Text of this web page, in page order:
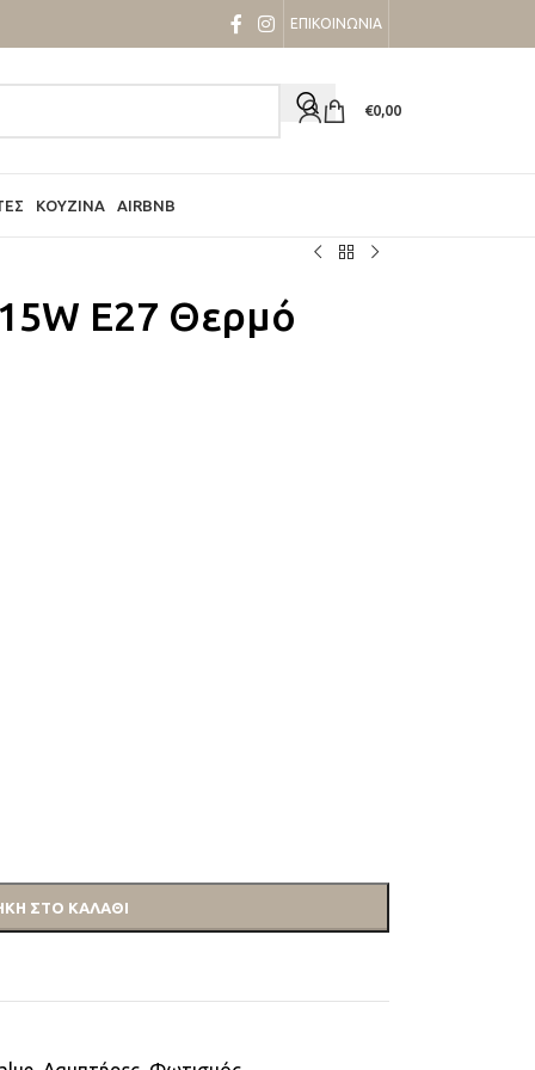
ΕΠΙΚΟΙΝΩΝΙΑ
€0,00
ΚΟΥΖΊΝΑ AIRBNB
E27 Θερμό
ΣΤΟ ΚΑΛΆΘΙ